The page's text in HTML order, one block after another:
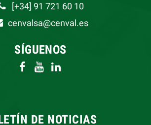
[+34] 91 721 60 10
cenvalsa@cenval.es
SÍGUENOS
DE NOTICIAS